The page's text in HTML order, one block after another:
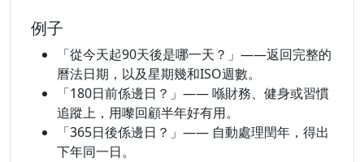
例子
「從今天起90天後是哪一天？」——返回完整的
曆法日期，以及星期幾和ISO週數。
「180日前係邊日？」—— 喺財務、健身或習慣
追蹤上，用嚟回顧半年好有用。
「365日後係邊日？」—— 自動處理閏年，得出
下年同一日。